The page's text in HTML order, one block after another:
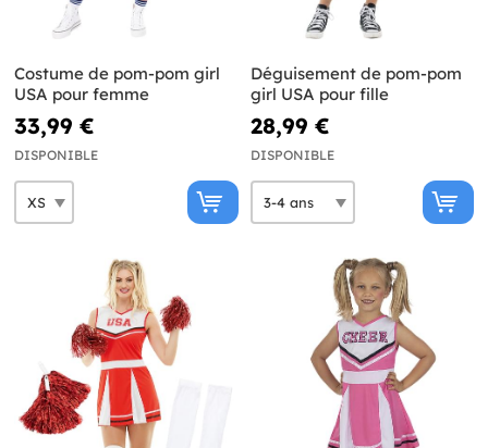
Costume de pom-pom girl
USA pour femme
33,99 €
DISPONIBLE
Déguisement de pom-pom
girl USA pour fille
28,99 €
DISPONIBLE